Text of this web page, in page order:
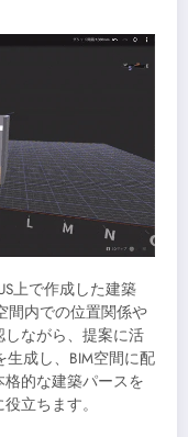
上で作成した建築
間内での位置関係や
ながら、提案に活
成し、BIM空間に配
的な建築パースを
立ちます。